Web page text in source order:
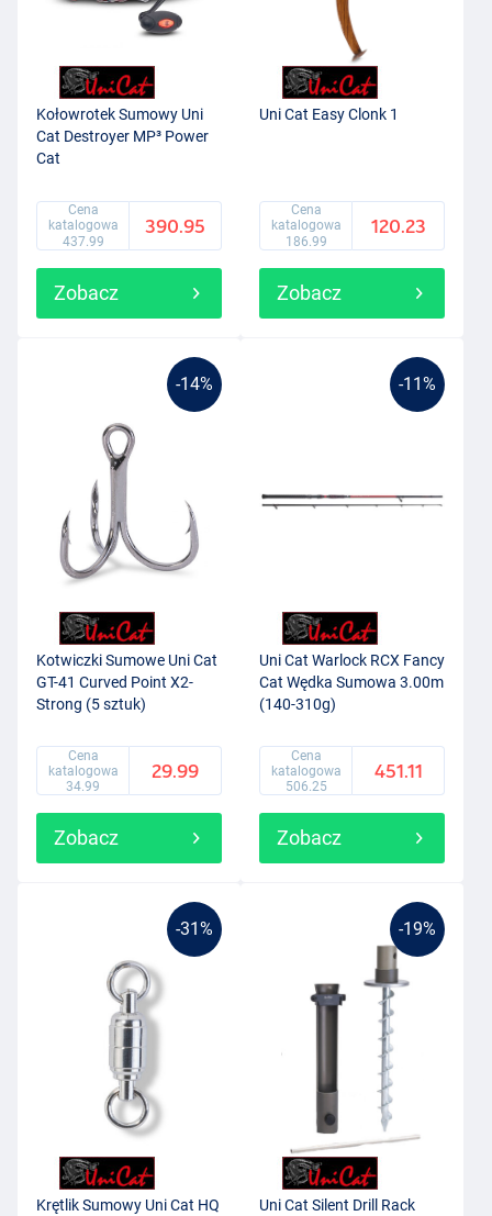
Kołowrotek Sumowy Uni
Cat Destroyer MP³ Power
Cat
Cena
katalogowa
437.99
390.95
Zobacz
Uni Cat Easy Clonk 1
Cena
katalogowa
186.99
120.23
Zobacz
-14%
Kotwiczki Sumowe Uni Cat
GT-41 Curved Point X2-
Strong (5 sztuk)
Cena
katalogowa
34.99
29.99
Zobacz
-11%
Uni Cat Warlock RCX Fancy
Cat Wędka Sumowa 3.00m
(140-310g)
Cena
katalogowa
506.25
451.11
Zobacz
-31%
Krętlik Sumowy Uni Cat HQ
-19%
Uni Cat Silent Drill Rack